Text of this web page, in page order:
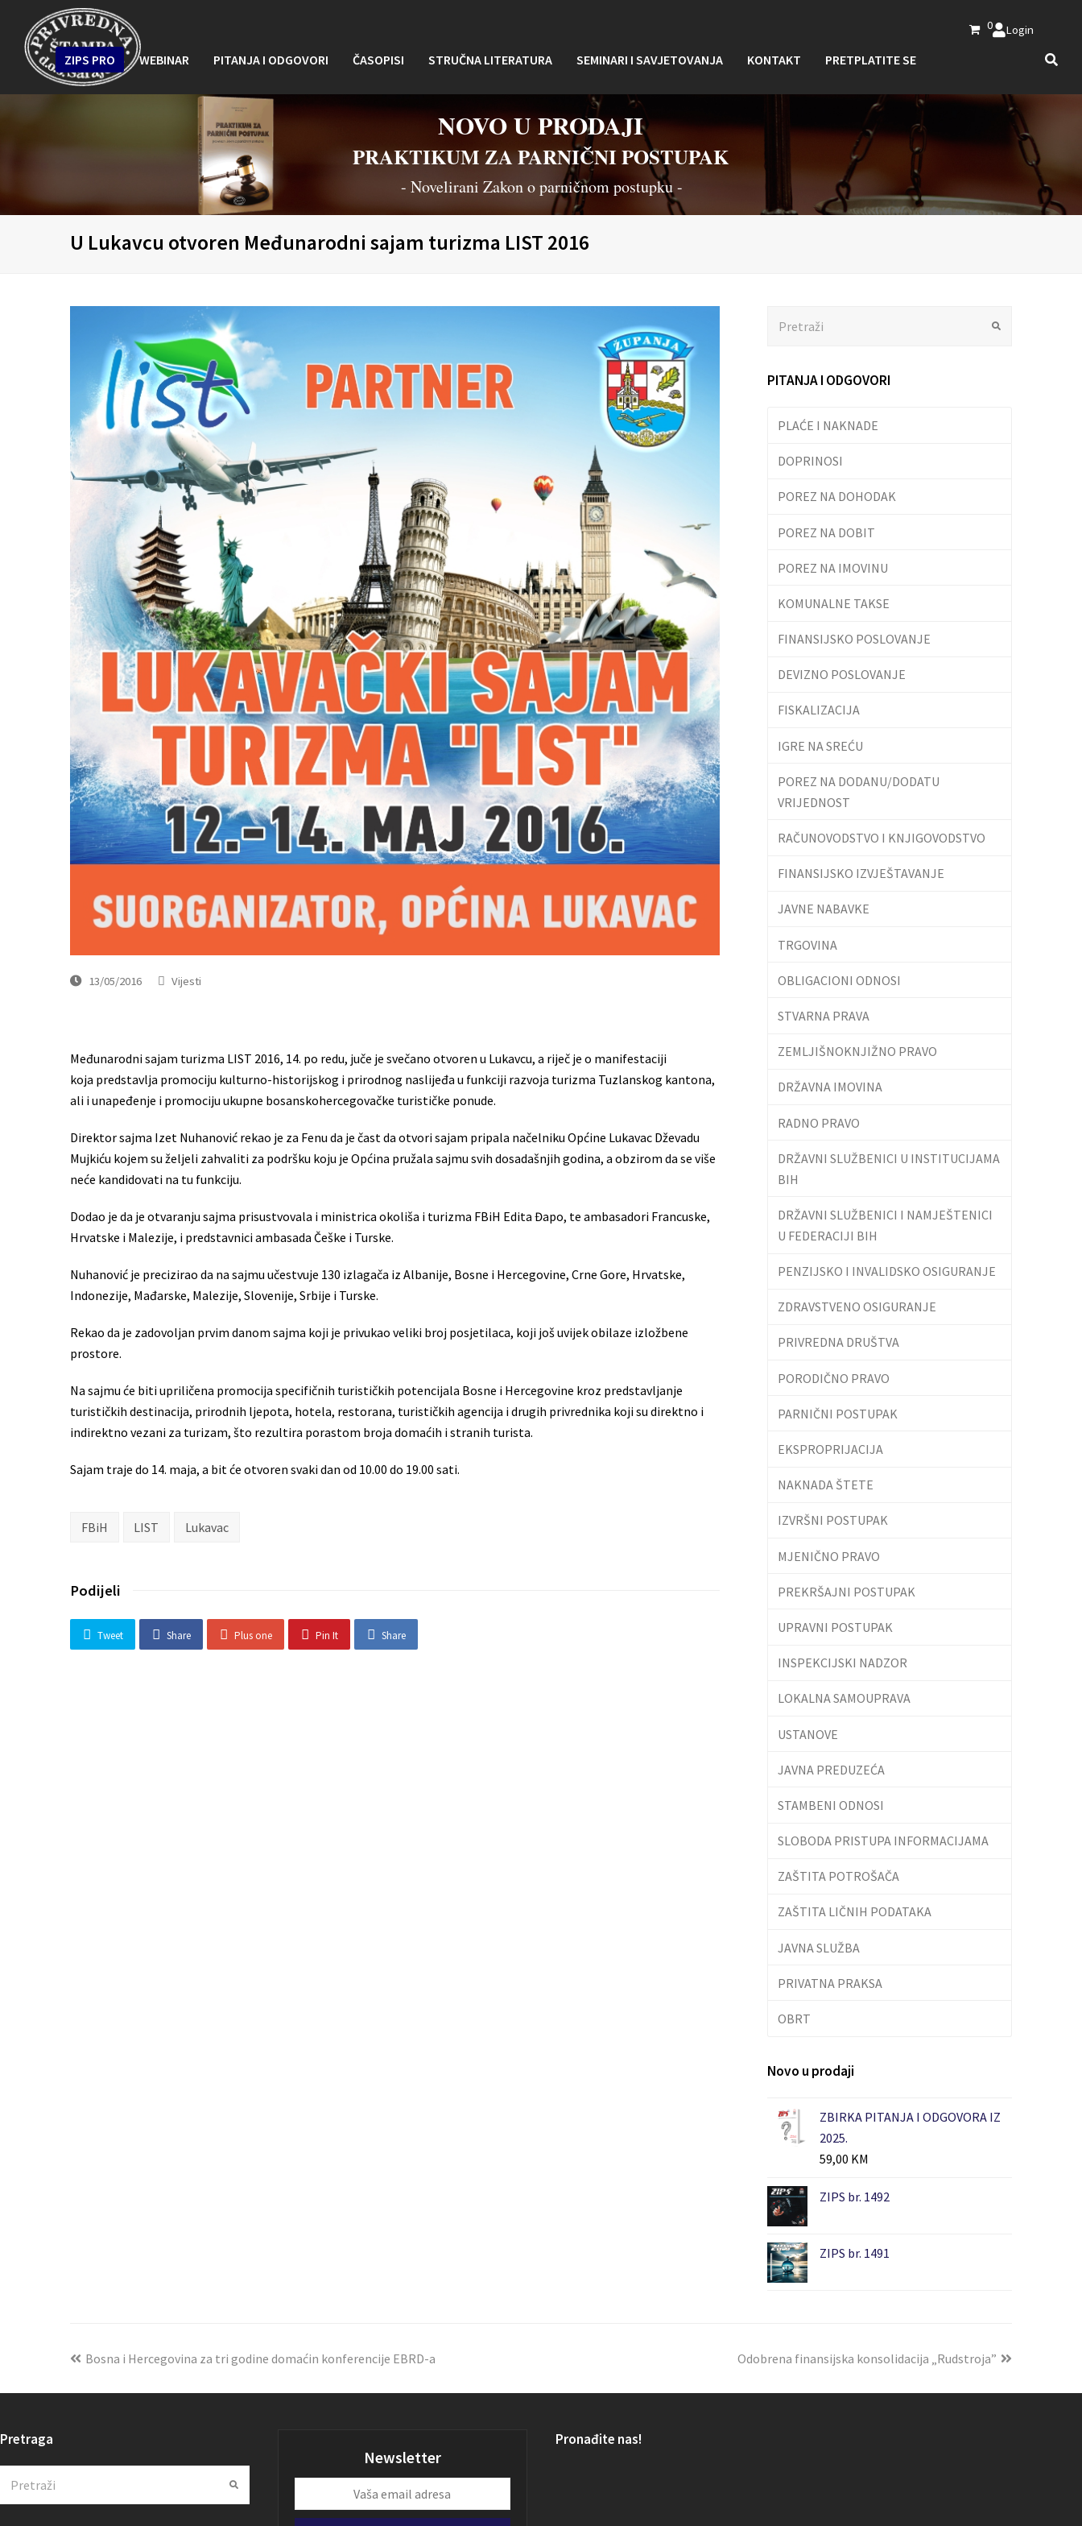
0 Login
ZIPS PRO WEBINAR PITANJA I ODGOVORI ČASOPISI STRUČNA LITERATURA SEMINARI I SAVJETOVANJA KONTAKT PRETPLATITE SE
NOVO U PRODAJI
PRAKTIKUM ZA PARNIČNI POSTUPAK
- Novelirani Zakon o parničnom postupku -
U Lukavcu otvoren Međunarodni sajam turizma LIST 2016
13/05/2016 Vijesti
Međunarodni sajam turizma LIST 2016, 14. po redu, juče je svečano otvoren u Lukavcu, a riječ je o manifestaciji
koja predstavlja promociju kulturno-historijskog i prirodnog naslijeđa u funkciji razvoja turizma Tuzlanskog kantona,
ali i unapeđenje i promociju ukupne bosanskohercegovačke turističke ponude.
Direktor sajma Izet Nuhanović rekao je za Fenu da je čast da otvori sajam pripala načelniku Općine Lukavac Dževadu
Mujkiću kojem su željeli zahvaliti za podršku koju je Općina pružala sajmu svih dosadašnjih godina, a obzirom da se više
neće kandidovati na tu funkciju.
Dodao je da je otvaranju sajma prisustvovala i ministrica okoliša i turizma FBiH Edita Đapo, te ambasadori Francuske,
Hrvatske i Malezije, i predstavnici ambasada Češke i Turske.
Nuhanović je precizirao da na sajmu učestvuje 130 izlagača iz Albanije, Bosne i Hercegovine, Crne Gore, Hrvatske,
Indonezije, Mađarske, Malezije, Slovenije, Srbije i Turske.
Rekao da je zadovoljan prvim danom sajma koji je privukao veliki broj posjetilaca, koji još uvijek obilaze izložbene
prostore.
Na sajmu će biti upriličena promocija specifičnih turističkih potencijala Bosne i Hercegovine kroz predstavljanje
turističkih destinacija, prirodnih ljepota, hotela, restorana, turističkih agencija i drugih privrednika koji su direktno i
indirektno vezani za turizam, što rezultira porastom broja domaćih i stranih turista.
Sajam traje do 14. maja, a bit će otvoren svaki dan od 10.00 do 19.00 sati.
FBiH LIST Lukavac
Podijeli
Tweet Share Plus one Pin It Share
PITANJA I ODGOVORI
PLAĆE I NAKNADE
DOPRINOSI
POREZ NA DOHODAK
POREZ NA DOBIT
POREZ NA IMOVINU
KOMUNALNE TAKSE
FINANSIJSKO POSLOVANJE
DEVIZNO POSLOVANJE
FISKALIZACIJA
IGRE NA SREĆU
POREZ NA DODANU/DODATU
VRIJEDNOST
RAČUNOVODSTVO I KNJIGOVODSTVO
FINANSIJSKO IZVJEŠTAVANJE
JAVNE NABAVKE
TRGOVINA
OBLIGACIONI ODNOSI
STVARNA PRAVA
ZEMLJIŠNOKNJIŽNO PRAVO
DRŽAVNA IMOVINA
RADNO PRAVO
DRŽAVNI SLUŽBENICI U INSTITUCIJAMA
BIH
DRŽAVNI SLUŽBENICI I NAMJEŠTENICI
U FEDERACIJI BIH
PENZIJSKO I INVALIDSKO OSIGURANJE
ZDRAVSTVENO OSIGURANJE
PRIVREDNA DRUŠTVA
PORODIČNO PRAVO
PARNIČNI POSTUPAK
EKSPROPRIJACIJA
NAKNADA ŠTETE
IZVRŠNI POSTUPAK
MJENIČNO PRAVO
PREKRŠAJNI POSTUPAK
UPRAVNI POSTUPAK
INSPEKCIJSKI NADZOR
LOKALNA SAMOUPRAVA
USTANOVE
JAVNA PREDUZEĆA
STAMBENI ODNOSI
SLOBODA PRISTUPA INFORMACIJAMA
ZAŠTITA POTROŠAČA
ZAŠTITA LIČNIH PODATAKA
JAVNA SLUŽBA
PRIVATNA PRAKSA
OBRT
Novo u prodaji
ZBIRKA PITANJA I ODGOVORA IZ
2025.
59,00 KM
ZIPS br. 1492
ZIPS br. 1491
Bosna i Hercegovina za tri godine domaćin konferencije EBRD-a Odobrena finansijska konsolidacija „Rudstroja”
Pretraga
Submit
Newsletter
email
Pronađite nas!